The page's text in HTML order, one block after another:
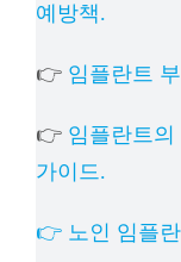
예방책.
👉 임플란트
👉 임플란트
가이드.
👉 노인 임플